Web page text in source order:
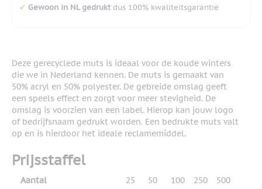
✔ Gewoon in NL gedruktdus 100% kwaliteitsgarantie
Deze gerecyclede muts is ideaal voor de koude winters
die we in Nederland kennen. De muts is gemaakt van
50% acryl en 50% polyester. De gebreide omslag geeft
een speels effect en zorgt voor meer stevigheid. De
omslag is voorzien van een label. Hierop kan jouw logo
of bedrijfsnaam gedrukt worden. Een bedrukte muts valt
op en is hierdoor het ideale reclamemiddel.
Prijsstaffel
Aantal 25 50 100 250 500